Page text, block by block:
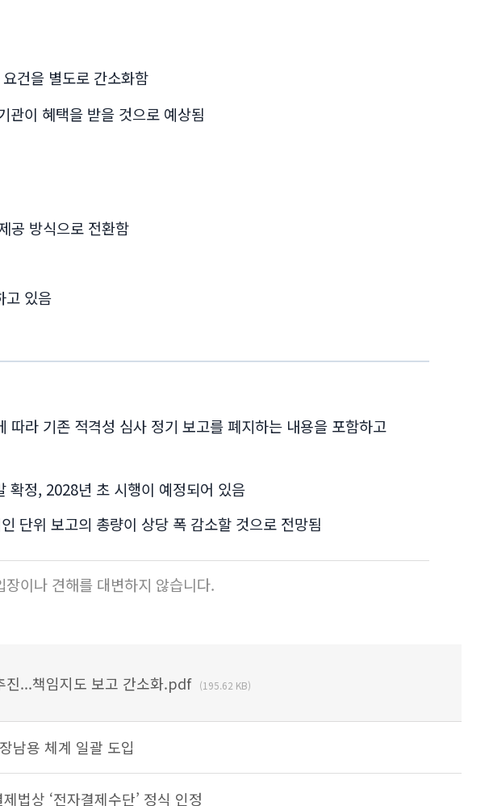
건을 별도로 간소화함
이 혜택을 받을 것으로 예상됨
방식으로 전환함
고 있음
라 기존 적격성 심사 정기 보고를 폐지하는 내용을 포함하고
확정, 2028년 초 시행이 예정되어 있음
단위 보고의 총량이 상당 폭 감소할 것으로 전망됨
이나 견해를 대변하지 않습니다.
진...책임지도 보고 간소화.pdf (195.62 KB)
남용 체계 일괄 도입
법상 ‘전자결제수단’ 정식 인정